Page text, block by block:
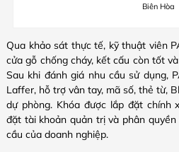
Biên Hòa
Qua khảo sát thực tế, kỹ thuật viên
cửa gỗ chống cháy, kết cấu còn tốt
Sau khi đánh giá nhu cầu sử dụng,
Laffer, hỗ trợ vân tay, mã số, thẻ từ,
dự phòng. Khóa được lắp đặt chính
đặt tài khoản quản trị và phân
cầu của doanh nghiệp.